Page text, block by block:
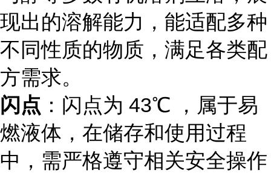
现出的溶解能力，能适配多种
不同性质的物质，满足各类配
方需求。
闪点 ：闪点为 43℃ ，属于易
燃液体，在储存和使用过程
中，需严格遵守相关安全操作